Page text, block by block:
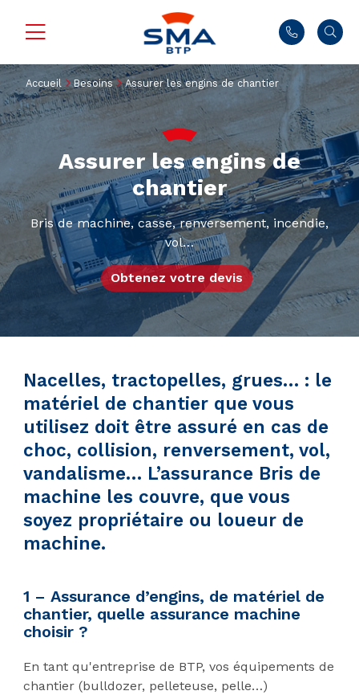
Accueil Besoins Assurer les engins de chantier
Assurer les engins de
chantier
Bris de machine, casse, renversement, incendie,
vol…
Obtenez votre devis
Nacelles, tractopelles, grues… : le
matériel de chantier que vous
utilisez doit être assuré en cas de
choc, collision, renversement, vol,
vandalisme… L’assurance Bris de
machine les couvre, que vous
soyez propriétaire ou loueur de
machine.
1 – Assurance d’engins, de matériel de
chantier, quelle assurance machine
choisir ?
En tant qu'entreprise de BTP, vos équipements de
chantier (bulldozer, pelleteuse, pelle…)